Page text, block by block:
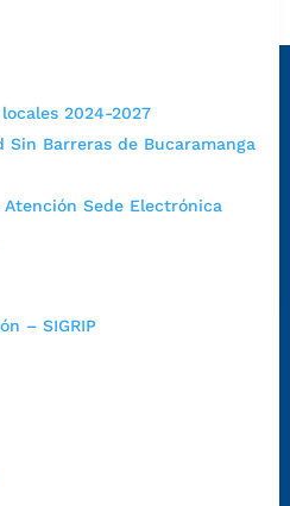
2024-2027
Sin Barreras de Bucaramanga
Sede Electrónica
– SIGRIP
43, Bucaramanga, Santander,
68001.